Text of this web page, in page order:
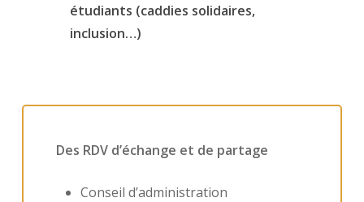
étudiants (caddies solidaires,
inclusion…)
Des RDV d’échange et de partage
Conseil d’administration